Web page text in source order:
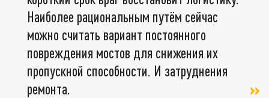
Наиболее рациональным путём сейчас
можно считать вариант постоянного
повреждения мостов для снижения их
пропускной способности. И затруднения
ремонта.